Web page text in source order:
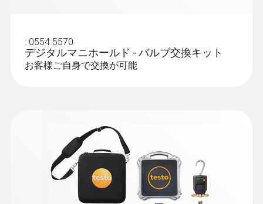
保護等級
IP54
iOS 11.0 以上が必要; Android 6.0以上が必要;
Bluetooth® 4.0搭載のモバイルデバイスが必
Bluetooth®
Refrigerant
A2L / A3 compatibel
: 0554 5570
デジタルマニホールド - バルブ交換キット
お客様ご自身で交換が可能